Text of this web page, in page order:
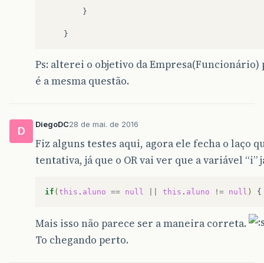
}
}
Ps: alterei o objetivo da Empresa(Funcionário)
é a mesma questão.
D
DiegoDC28 de mai. de 2016
Fiz alguns testes aqui, agora ele fecha o laço
tentativa, já que o OR vai ver que a variável “i”
if ( this . aluno == null this . aluno != null ) {
Mais isso não parece ser a maneira correta.
To chegando perto.